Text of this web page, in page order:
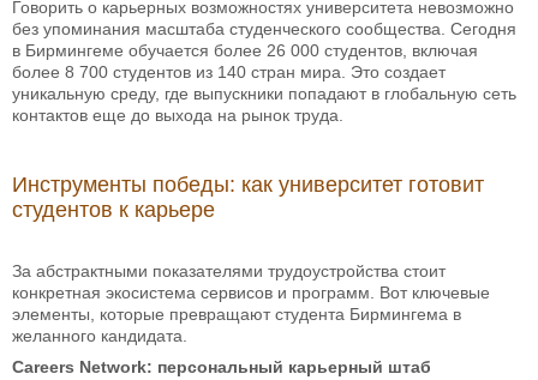
Говорить о карьерных возможностях университета невозможно
без упоминания масштаба студенческого сообщества. Сегодня
в Бирмингеме обучается более 26 000 студентов, включая
более 8 700 студентов из 140 стран мира. Это создает
уникальную среду, где выпускники попадают в глобальную сеть
контактов еще до выхода на рынок труда.
Инструменты победы: как университет готовит
студентов к карьере
За абстрактными показателями трудоустройства стоит
конкретная экосистема сервисов и программ. Вот ключевые
элементы, которые превращают студента Бирмингема в
желанного кандидата.
Careers Network: персональный карьерный штаб